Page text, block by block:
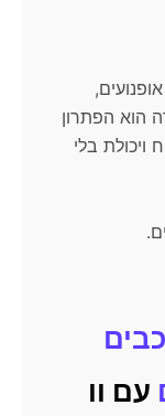
הוא הפתרון
ויכולת בלי
עם וו